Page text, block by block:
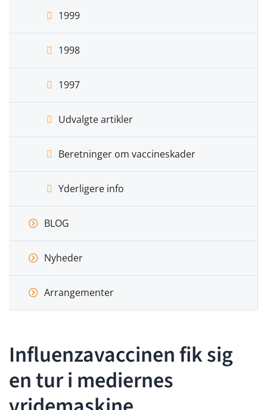
1999
1998
1997
Udvalgte artikler
Beretninger om vaccineskader
Yderligere info
BLOG
Nyheder
Arrangementer
Influenzavaccinen fik sig
en tur i mediernes